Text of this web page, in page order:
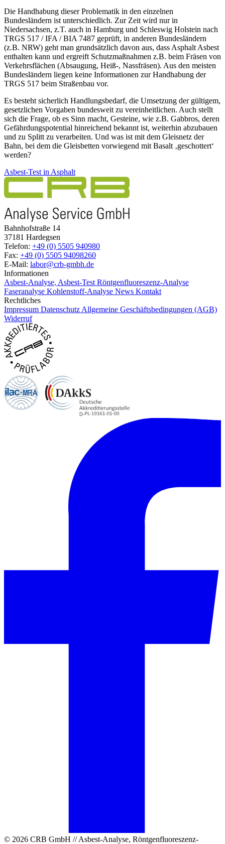
Die Handhabung dieser Problematik in den einzelnen
Bundesländern ist unterschiedlich. Zur Zeit wird nur in
Niedersachsen, z.T. auch in Hamburg und Schleswig Holstein nach
TRGS 517 / IFA / BIA 7487 geprüft, in anderen Bundesländern
(z.B. NRW) geht man grundsätzlich davon aus, dass Asphalt Asbest
enthalten kann und ergreift Schutzmaßnahmen z.B. beim Fräsen von
Verkehrsflächen (Absaugung, Heiß-, Nassfräsen). Aus den meisten
Bundesländern liegen keine Informationen zur Handhabung der
TRGS 517 beim Straßenbau vor.
Es besteht sicherlich Handlungsbedarf, die Umsetzung der gültigem,
gesetzlichen Vorgaben bundesweit zu vereinheitlichen. Auch stellt
sich die Frage, ob es Sinn macht, Gesteine, wie z.B. Gabbros, deren
Gefährdungspotential hinreichend bekannt ist, weiterhin abzubauen
und zu Splitt zu verarbeiten. Und was ist mit dem Gleisnetz der
Bahn, bei dem die Gleisbetten vorwiegend mit Basalt ‚geschottert‘
werden?
Asbest-Test in Asphalt
Bahnhofstraße 14
37181 Hardegsen
Telefon: +49 (0) 5505 940980
Fax: +49 (0) 5505 94098260
E-Mail: labor@crb-gmbh.de
Informationen
Asbest-Analyse, Asbest-Test Röntgenfluoreszenz-Analyse
Faseranalyse Kohlenstoff-Analyse News Kontakt
Rechtliches
Impressum Datenschutz Allgemeine Geschäftsbedingungen (AGB)
Widerruf
© 2026 CRB GmbH // Asbest-Analyse, Röntgenfluoreszenz-